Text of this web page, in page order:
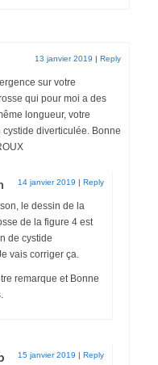
13 janvier 2019 | Reply
sur votre
qui pour moi a des
longueur, votre
diverticulée. Bonne
14 janvier 2019 | Reply
le dessin de la
de la figure 4 est
de cystide
vais corriger ça.
remarque et Bonne
15 janvier 2019 | Reply